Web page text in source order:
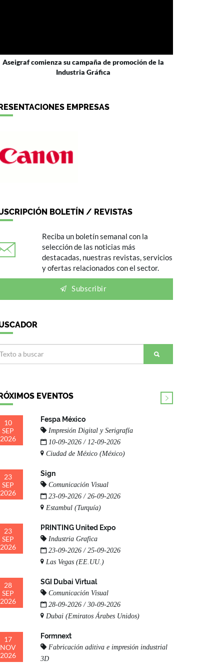
Aseigraf comienza su campaña de promoción de la
Industria Gráfica
EMPRESAS
BOLETÍN / REVISTAS
Reciba un boletín semanal con la
selección de las noticias más
destacadas, nuestras revistas, servicios
y ofertas relacionados con el sector.
Subscribir
EVENTOS
10
SEP
2026
Fespa México
Impresión Digital y Serigrafía
10-09-2026 / 12-09-2026
Ciudad de México (México)
23
SEP
2026
Sign
Comunicación Visual
23-09-2026 / 26-09-2026
Estambul (Turquía)
23
SEP
2026
PRINTING United Expo
Industria Grafica
23-09-2026 / 25-09-2026
Las Vegas (EE.UU.)
28
SEP
2026
SGI Dubai Virtual
Comunicación Visual
28-09-2026 / 30-09-2026
Dubai (Emiratos Árabes Unidos)
17
NOV
2026
Formnext
Fabricación aditiva e impresión industrial
3D